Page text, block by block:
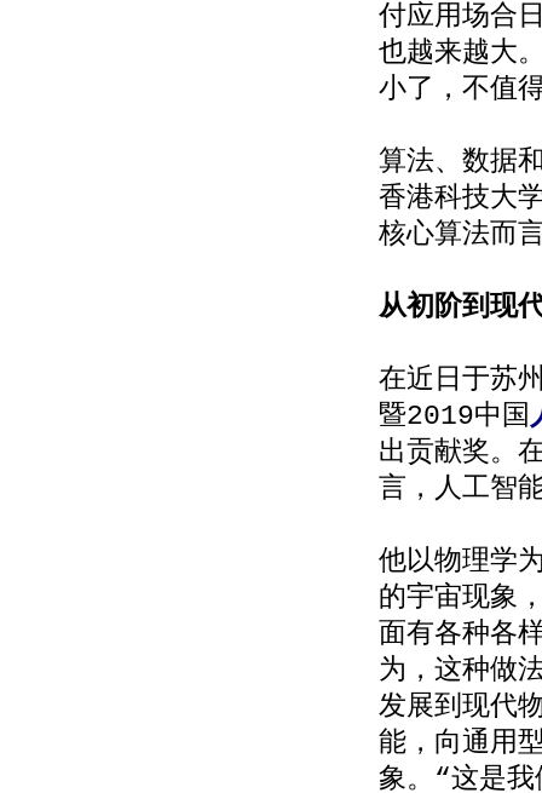
付应用场合
也越来越大
小了，不值
算法、数据
香港科技大
核心算法而
从初阶到现
在近日于苏
暨2019中国
出贡献奖。
言，人工智
他以物理学
的宇宙现象
面有各种各
为，这种做
发展到现代
能，向通用
象。“这是